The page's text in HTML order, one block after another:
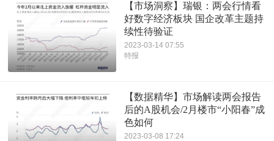
【市场洞察】瑞银：两会行情看
好数字经济板块 国企改革主题持
续性待验证
2023-03-14 07:55
特报
【数据精华】市场解读两会报告
后的A股机会/2月楼市“小阳春”成
色如何
2023-03-08 17:24